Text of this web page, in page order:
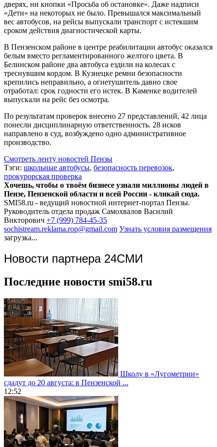
дверях, ни кнопки «Просьба об остановке». Даже надписи
«Дети» на некоторых не было. Превышался максимальный
вес автобусов, на рейсы выпускали транспорт с истекшим
сроком действия диагностической карты.
В Пензенском районе в центре реабилитации автобус оказался
белым вместо регламентированного желтого цвета. В
Белинском районе два автобуса ездили на колесах с
треснувшим кордом. В Кузнецке ремни безопасности
крепились неправильно, а огнетушитель давно свое
отработал: срок годности его истек. В Каменке водителей
выпускали на рейс без осмотра.
По результатам проверок внесено 27 представлений, 42 лица
понесли дисциплинарную ответственность. 28 исков
направлено в суд, возбуждено одно административное
производство.
Смотреть ленту новостей Пензы
Тэги: школьные автобусы, безопасность перевозок,
прокурорская проверка
Хочешь, чтобы о твоём бизнесе узнали миллионы людей в
Пензе, Пензенской области и всей России - кликай сюда.
SMI58.ru - ведущий новостной интернет-портал Пензы.
Руководитель отдела продаж Самохвалов Василий
Викторович +7 (999) 784-45-35
sochistream.reklama.rop@gmail.com Узнать условия размещения
загрузка...
Новости партнера 24СМИ
Последние новости smi58.ru
Школу в «Лугометрии»
сдадут до 20 августа: в Пензенской ...
12:52